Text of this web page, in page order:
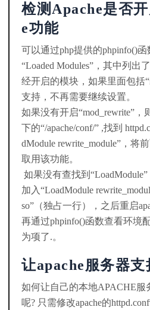
检测Apache是否
e功能
可以通过php提供的phpinfo()
“Loaded Modules”，其中列出
经开启的模块，如果里面包括
支持，不再需要继续设置。
如果没有开启“mod_rewrite”，
下的“/apache/conf/” ,找到
dModule rewrite_module”，将
取用该功能。
如果没有查找到
加入“LoadModule
so”（独占一行），之后重启
再通过phpinfo()函数查看环境
为项了.。
让apache服务器支
如何让自己的本地APACHE服
呢? 只需修改apache的